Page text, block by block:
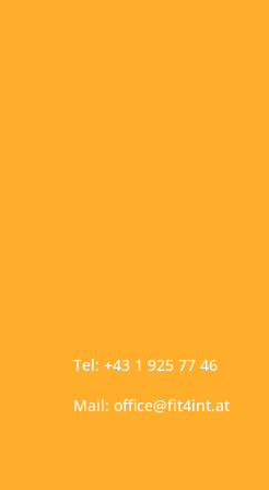
Tel: +43 1 925 77 46
Mail: office@fit4int.at